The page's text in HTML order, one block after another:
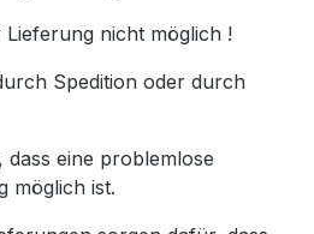
nicht möglich !
Spedition oder durch
dass eine problemlose
möglich ist.